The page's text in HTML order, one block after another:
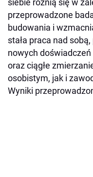
siebie różnią się w
przeprowadzone
budowania i
stała praca nad
nowych
oraz ciągłe
osobistym, jak i
Wyniki